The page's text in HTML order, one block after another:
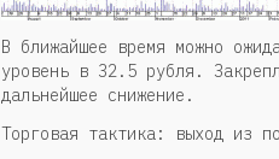
В ближайшее время можно
уровень в 32.5 рубля.
дальнейшее снижение.
Торговая тактика: выход из